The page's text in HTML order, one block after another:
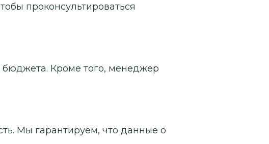
проконсультироваться
бюджета. Кроме того, менеджер
Мы гарантируем, что данные о